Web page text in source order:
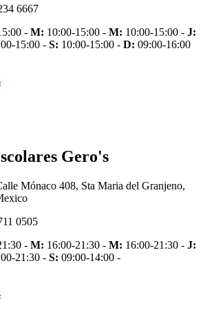
6667
- M: 10:00-15:00 - M: 10:00-15:00 - J:
15:00 - S: 10:00-15:00 - D: 09:00-16:00
Gero's
Mónaco 408, Sta Maria del Granjeno,
0505
- M: 16:00-21:30 - M: 16:00-21:30 - J:
21:30 - S: 09:00-14:00 -